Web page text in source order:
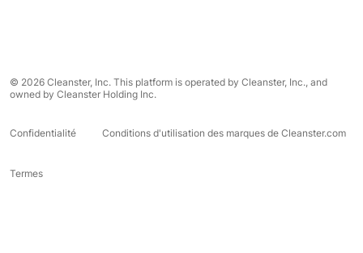
© 2026 Cleanster, Inc. This platform is operated by Cleanster, Inc., and
owned by Cleanster Holding Inc.
Confidentialité Conditions d'utilisation des marques de Cleanster.com
Termes